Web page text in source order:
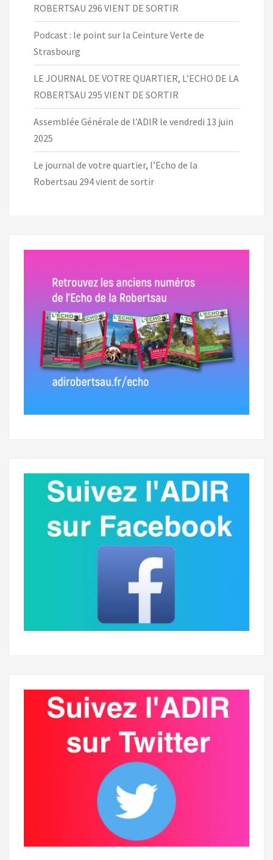
ROBERTSAU 296 VIENT DE SORTIR
Podcast : le point sur la Ceinture Verte de
Strasbourg
LE JOURNAL DE VOTRE QUARTIER, L’ECHO DE LA
ROBERTSAU 295 VIENT DE SORTIR
Assemblée Générale de l’ADIR le vendredi 13 juin
2025
Le journal de votre quartier, l’Echo de la
Robertsau 294 vient de sortir